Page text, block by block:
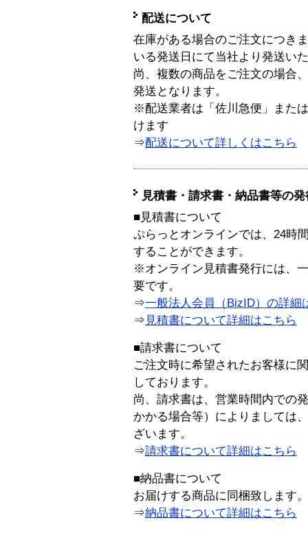
配送について
在庫がある場合のご注文につき
いる発送日にて当社より発送い
尚、複数の商品をご注文の場合
発送となります。
※配送業者は「佐川急便」また
けます
⇒配送について詳しくはこちら
見積書・請求書・納品書等の
■見積書について
ぷらっとオンラインでは、24時
することができます。
※オンライン見積書発行には、
要です。
⇒一般法人会員（BizID）の詳細
⇒ 見積書について詳細はこちら
■請求書について
ご注文時に希望されたお客様に
しております。
尚、請求書は、営業時間内での
かかる場合等）によりましては
ざいます。
⇒請求書について詳細はこちら
■納品書について
お届けする商品に同梱致します。
⇒納品書について詳細はこちら